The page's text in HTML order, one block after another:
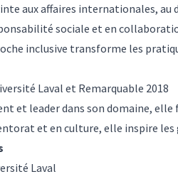
aux affaires internationales, au
sociale et en
inclusive transforme les
Laval et Remarquable 2018
et leader dans son domaine, elle
et en culture, elle inspire
Laval